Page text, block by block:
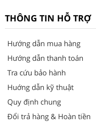
THÔNG TIN HỖ TRỢ
Hướng dẫn mua hàng
Hướng dẫn thanh toán
Tra cứu bảo hành
Huớng dẫn kỹ thuật
Quy định chung
Đổi trả hàng & Hoàn tiền